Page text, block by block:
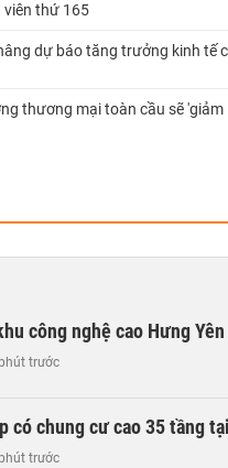
viên thứ 165
dự báo tăng trưởng kinh tế
thương mại toàn cầu sẽ 'giảm
công nghệ cao Hưng
trước
có chung cư cao 35 tầng
trước